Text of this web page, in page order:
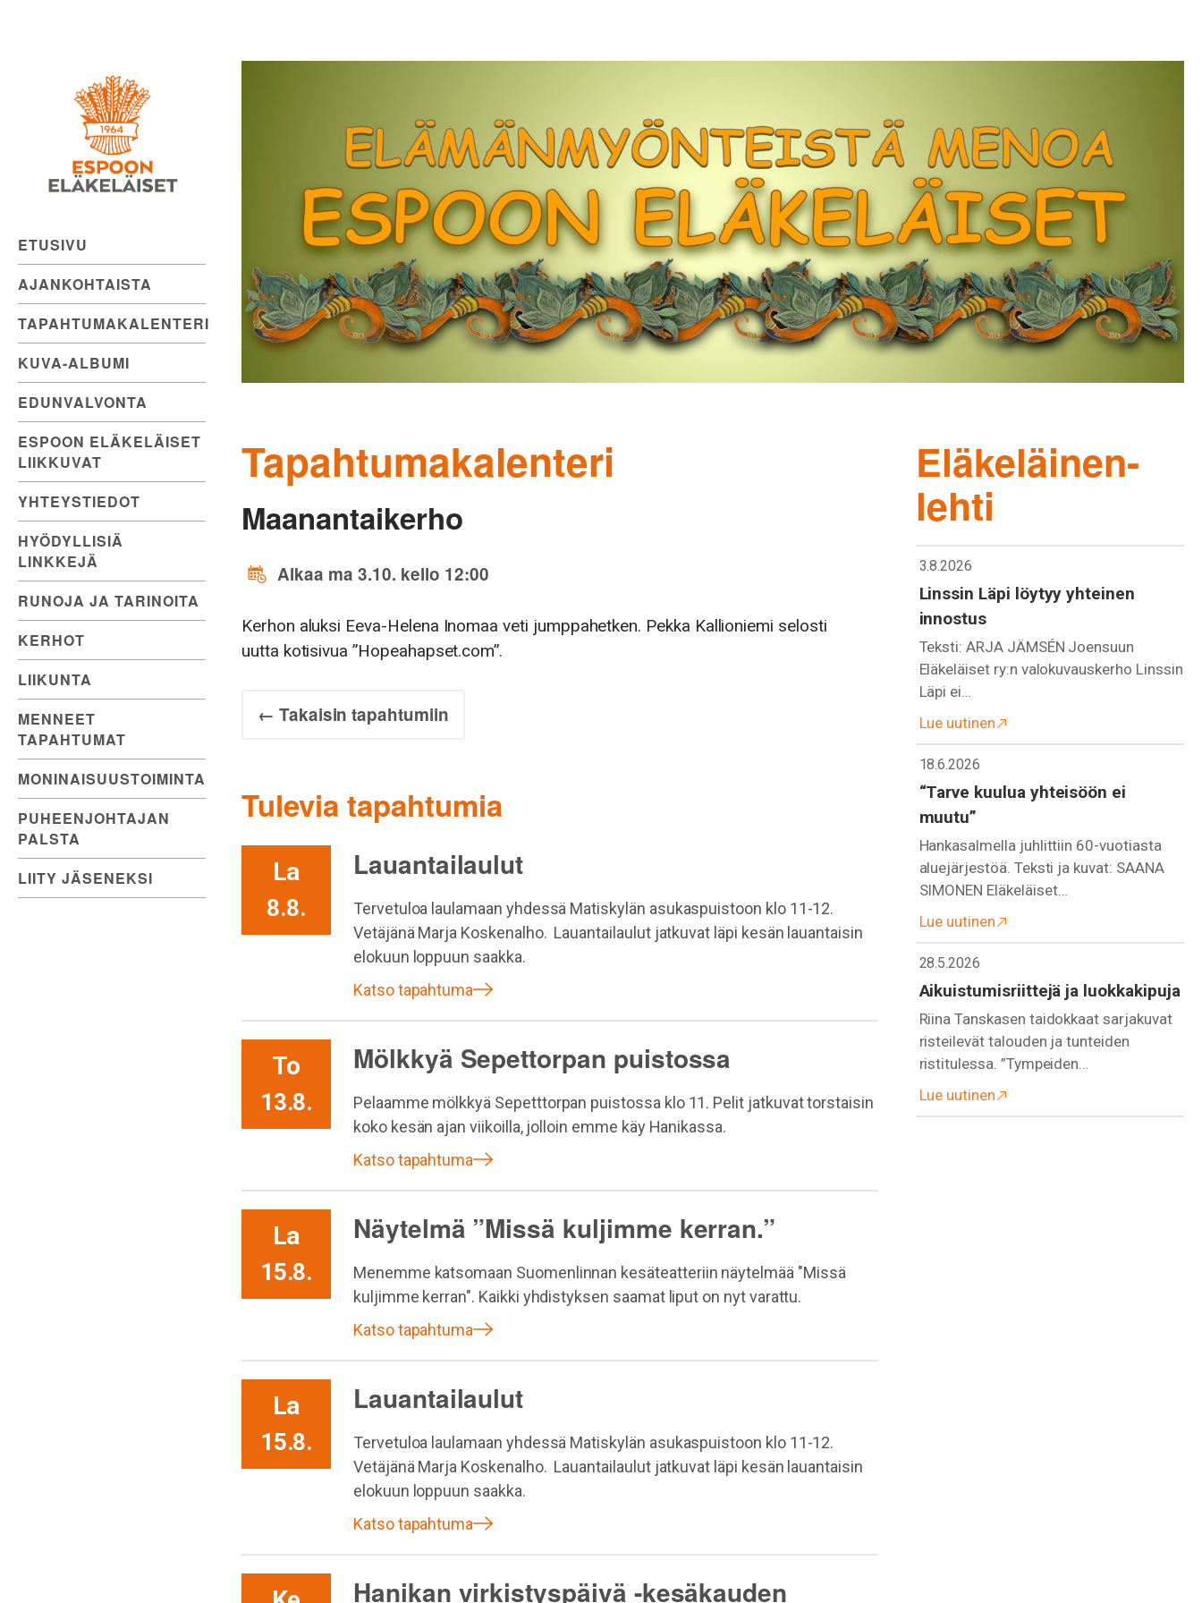
Espoon
Eläkeläiset
ry
menoa.
ETUSIVU
AJANKOHTAISTA
TAPAHTUMAKALENTERI
KUVA-ALBUMI
EDUNVALVONTA
ESPOON ELÄKELÄISET
LIIKKUVAT
YHTEYSTIEDOT
HYÖDYLLISIÄ
LINKKEJÄ
RUNOJA JA TARINOITA
KERHOT
LIIKUNTA
MENNEET
TAPAHTUMAT
MONINAISUUSTOIMINTA
PUHEENJOHTAJAN
PALSTA
LIITY JÄSENEKSI
Tapahtumakalenteri
Maanantaikerho
Alkaa ma 3.10. kello 12:00
Kerhon aluksi Eeva-Helena Inomaa veti jumppahetken. Pekka Kallioniemi selosti
uutta kotisivua ”Hopeahapset.com”.
← Takaisin tapahtumiin
Tulevia tapahtumia
La
8.8.
Lauantailaulut
Tervetuloa laulamaan yhdessä Matiskylän asukaspuistoon klo 11-12.
Vetäjänä Marja Koskenalho. Lauantailaulut jatkuvat läpi kesän lauantaisin
elokuun loppuun saakka.
Katso tapahtuma
To
13.8.
Mölkkyä Sepettorpan puistossa
Pelaamme mölkkyä Sepetttorpan puistossa klo 11. Pelit jatkuvat torstaisin
koko kesän ajan viikoilla, jolloin emme käy Hanikassa.
Katso tapahtuma
La
15.8.
Näytelmä ”Missä kuljimme kerran.”
Menemme katsomaan Suomenlinnan kesäteatteriin näytelmää "Missä
kuljimme kerran". Kaikki yhdistyksen saamat liput on nyt varattu.
Katso tapahtuma
La
15.8.
Lauantailaulut
Tervetuloa laulamaan yhdessä Matiskylän asukaspuistoon klo 11-12.
Vetäjänä Marja Koskenalho. Lauantailaulut jatkuvat läpi kesän lauantaisin
elokuun loppuun saakka.
Katso tapahtuma
Hanikan virkistyspäivä -kesäkauden
Eläkeläinen-
lehti
3.8.2026
Linssin Läpi löytyy yhteinen
innostus
Teksti: ARJA JÄMSÉN Joensuun
Eläkeläiset ry:n valokuvauskerho Linssin
Läpi ei…
Lue uutinen
18.6.2026
“Tarve kuulua yhteisöön ei
muutu”
Hankasalmella juhlittiin 60-vuotiasta
aluejärjestöä. Teksti ja kuvat: SAANA
SIMONEN Eläkeläiset…
Lue uutinen
28.5.2026
Aikuistumisriittejä ja luokkakipuja
Riina Tanskasen taidokkaat sarjakuvat
risteilevät talouden ja tunteiden
ristitulessa. ”Tympeiden…
Lue uutinen